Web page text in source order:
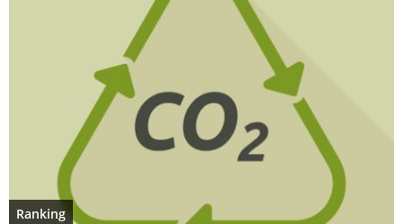
Ranking